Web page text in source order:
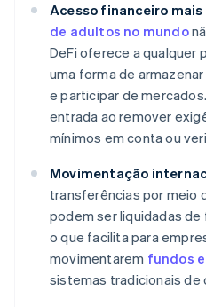
Acesso financeiro mais
de adultos no mundo
DeFi oferece a qualquer
uma forma de
e participar de
entrada ao remover
mínimos em conta ou
Movimentação
transferências por meio
podem ser liquidadas
o que facilita para
movimentarem fundos
sistemas tradicionais de